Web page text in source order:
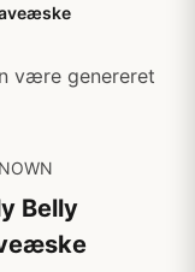
være genereret
Belly